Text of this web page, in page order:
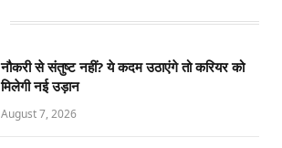
नौकरी से संतुष्ट नहीं? ये कदम उठाएंगे तो करियर को
मिलेगी नई उड़ान
August 7, 2026